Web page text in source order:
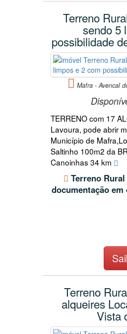
Terreno
sendo 5
possibilidade
Mafra - Avencal
TERRENO com 17
Lavoura, pode abrir
Município de
Saltinho 100m2 da
Canoinhas 34 km
Terreno
documentação em
Terreno
alqueires
Vista